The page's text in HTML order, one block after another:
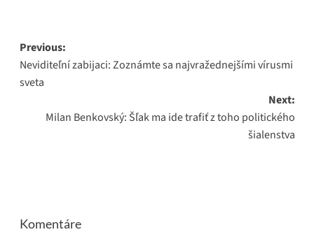
Post
navigation
Previous:
Neviditeľní zabijaci: Zoznámte sa najvražednejšími vírusmi
sveta
Next:
Milan Benkovský: Šľak ma ide trafiť z toho politického
šialenstva
Komentáre